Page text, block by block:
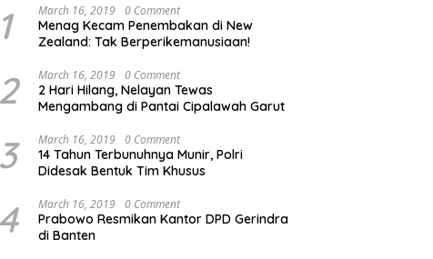
Kemanunggalan
Rakyat Koramil
Kegiatan
Sambut HUT RI ke-81 ,
Babinsa Bersama Polsek
Paskibraka
1 March 16, 2019 0 Comment
Menag Kecam Penembakan di New
Zealand: Tak Berperikemanusiaan!
2 March 16, 2019 0 Comment
2 Hari Hilang, Nelayan Tewas
Mengambang di Pantai Cipalawah Garut
3 March 16, 2019 0 Comment
14 Tahun Terbunuhnya Munir, Polri
Didesak Bentuk Tim Khusus
4 March 16, 2019 0 Comment
Prabowo Resmikan Kantor DPD Gerindra
di Banten